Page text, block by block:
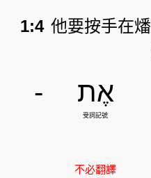
1:4 他要按手在
אֶת -